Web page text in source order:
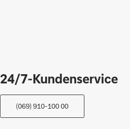
24/7-Kundenservice
(069) 910-100 00